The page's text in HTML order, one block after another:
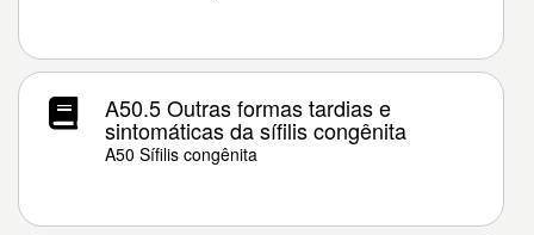
A50.5 Outras formas tardias e
sintomáticas da sífilis congênita
A50 Sífilis congênita